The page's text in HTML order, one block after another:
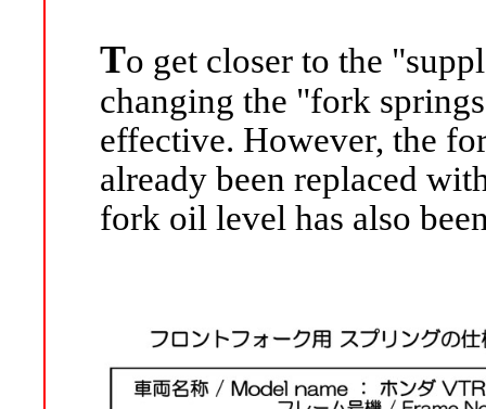
To get closer to the
changing the "fork
effective. However, the
already been replaced
fork oil level has also